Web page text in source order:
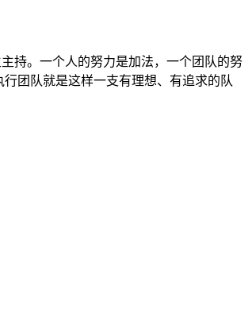
持。一个人的努力是加法，一个团队的努
团队就是这样一支有理想、有追求的队